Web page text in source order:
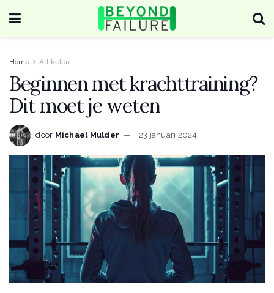
Home Artikelen
Beginnen met krachttraining?
Dit moet je weten
door Michael Mulder 23 januari 2024